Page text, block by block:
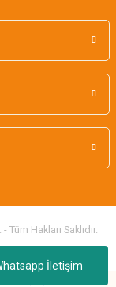
İletişim
Hakları Saklıdır.